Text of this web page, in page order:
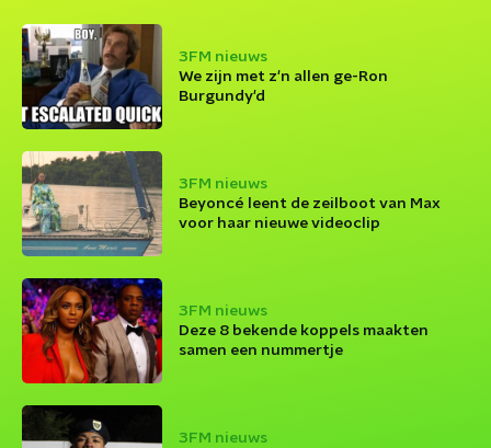
3FM nieuws
We zijn met z'n allen ge-Ron
Burgundy'd
3FM nieuws
Beyoncé leent de zeilboot van Max
voor haar nieuwe videoclip
3FM nieuws
Deze 8 bekende koppels maakten
samen een nummertje
3FM nieuws